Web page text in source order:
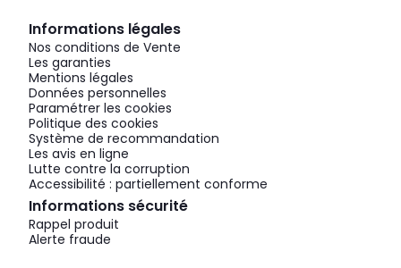
Informations légales
Nos conditions de Vente
Les garanties
Mentions légales
Données personnelles
Paramétrer les cookies
Politique des cookies
Système de recommandation
Les avis en ligne
Lutte contre la corruption
Accessibilité : partiellement conforme
Informations sécurité
Rappel produit
Alerte fraude